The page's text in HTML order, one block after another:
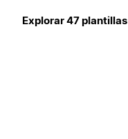
Explorar 47 plantillas